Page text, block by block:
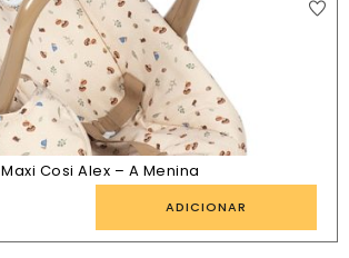
Maxi Cosi Alex – A Menina
ADICIONAR